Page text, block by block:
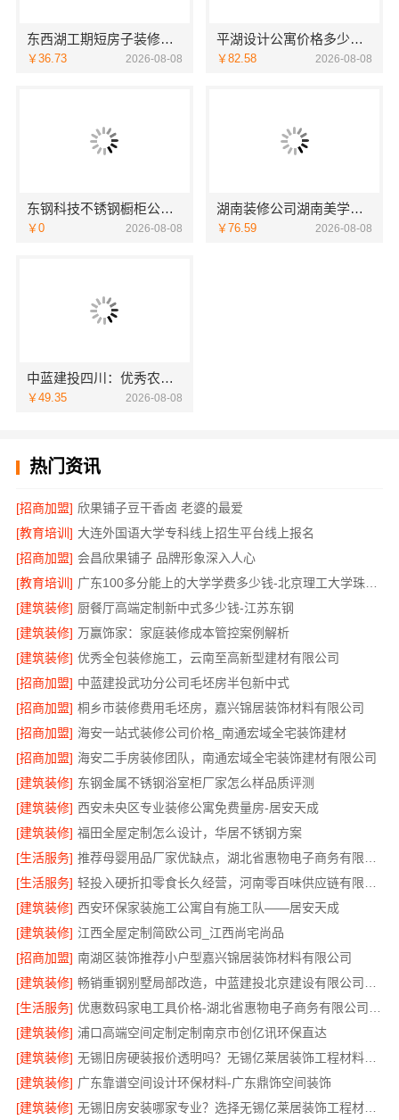
东西湖工期短房子装修本地快装透明
￥36.73 2026-08-08
平湖设计公寓价格多少？嘉兴家美建材科技给您实惠方案
￥82.58 2026-08-08
东钢科技不锈钢橱柜公司十大品牌江苏东钢金属科技
￥0 2026-08-08
湖南装修公司湖南美学筑家建材老房翻新，湖南美学筑家建材焕新您的家
￥76.59 2026-08-08
中蓝建投四川：优秀农村建房婚房布置设计案例
￥49.35 2026-08-08
热门资讯
[招商加盟] 欣果铺子豆干香卤 老婆的最爱
[教育培训] 大连外国语大学专科线上招生平台线上报名
[招商加盟] 会昌欣果铺子 品牌形象深入人心
[教育培训]
广东100多分能上的大学学费多少钱-北京理工大学珠海学院继教院
[建筑装修] 厨餐厅高端定制新中式多少钱-江苏东钢
[建筑装修] 万赢饰家：家庭装修成本管控案例解析
[建筑装修] 优秀全包装修施工，云南至高新型建材有限公司
[招商加盟] 中蓝建投武功分公司毛坯房半包新中式
[招商加盟] 桐乡市装修费用毛坯房，嘉兴锦居装饰材料有限公司
[招商加盟] 海安一站式装修公司价格_南通宏域全宅装饰建材
[招商加盟] 海安二手房装修团队，南通宏域全宅装饰建材有限公司
[建筑装修] 东钢金属不锈钢浴室柜厂家怎么样品质评测
[建筑装修] 西安未央区专业装修公寓免费量房-居安天成
[建筑装修] 福田全屋定制怎么设计，华居不锈钢方案
[生活服务]
[生活服务]
[建筑装修] 西安环保家装施工公寓自有施工队——居安天成
[建筑装修] 江西全屋定制简欧公司_江西尚宅尚品
[招商加盟] 南湖区装饰推荐小户型嘉兴锦居装饰材料有限公司
[建筑装修]
[生活服务]
[建筑装修] 浦口高端空间定制定制南京市创亿讯环保直达
[建筑装修]
无锡旧房硬装报价透明吗？无锡亿莱居装饰工程材料有限公司标准流程
[建筑装修] 广东靠谱空间设计环保材料-广东鼎饰空间装饰
[建筑装修]
无锡旧房安装哪家专业？选择无锡亿莱居装饰工程材料有限公司